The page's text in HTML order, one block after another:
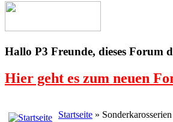
Hallo P3 Freunde, dieses Forum
Hier geht es zum neuen
Startseite » Sonderkarosserien